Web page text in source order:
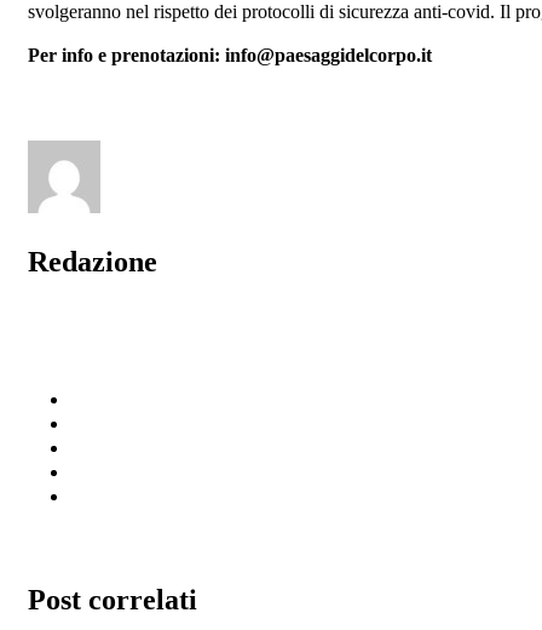
svolgeranno nel rispetto dei protocolli di sicurezza anti-covid. Il
Per info e prenotazioni: info@paesaggidelcorpo.it
Redazione
Post correlati